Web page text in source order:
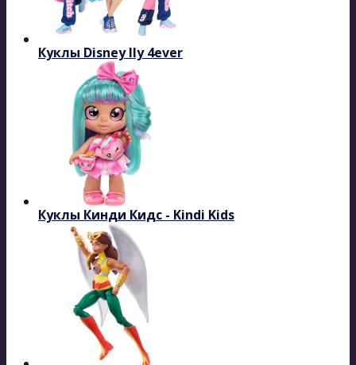
Куклы Disney Ily 4ever
Куклы Кинди Кидс - Kindi Kids